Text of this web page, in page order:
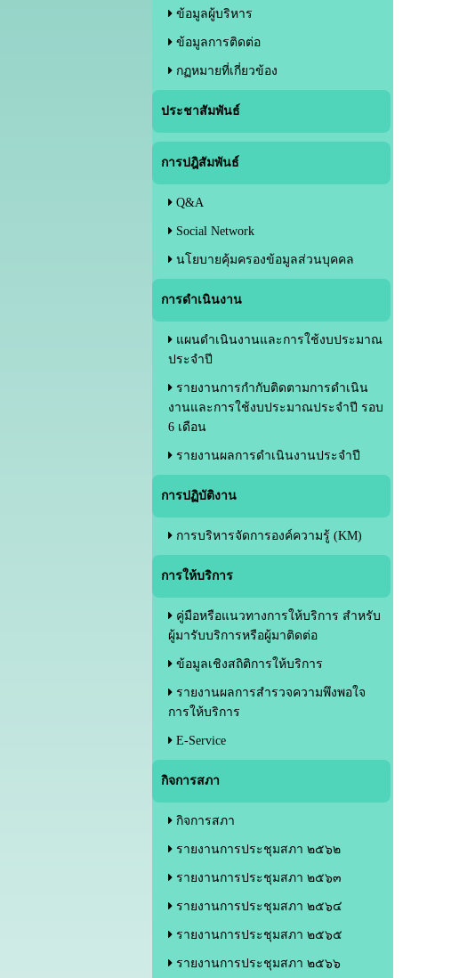
ข้อมูลผู้บริหาร
ข้อมูลการติดต่อ
กฏหมายที่เกี่ยวข้อง
ประชาสัมพันธ์
การปฎิสัมพันธ์
Q&A
Social Network
นโยบายคุ้มครองข้อมูลส่วนบุคคล
การดำเนินงาน
แผนดำเนินงานและการใช้งบประมาณ
ประจำปี
รายงานการกำกับติดตามการดำเนิน
งานและการใช้งบประมาณประจำปี รอบ
6 เดือน
รายงานผลการดำเนินงานประจำปี
การปฏิบัติงาน
การบริหารจัดการองค์ความรู้ (KM)
การให้บริการ
คู่มือหรือแนวทางการให้บริการ สำหรับ
ผู้มารับบริการหรือผู้มาติดต่อ
ข้อมูลเชิงสถิติการให้บริการ
รายงานผลการสำรวจความพึงพอใจ
การให้บริการ
E-Service
กิจการสภา
กิจการสภา
รายงานการประชุมสภา ๒๕๖๒
รายงานการประชุมสภา ๒๕๖๓
รายงานการประชุมสภา ๒๕๖๔
รายงานการประชุมสภา ๒๕๖๕
รายงานการประชุมสภา ๒๕๖๖